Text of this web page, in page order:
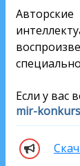
Если у вас
mir-